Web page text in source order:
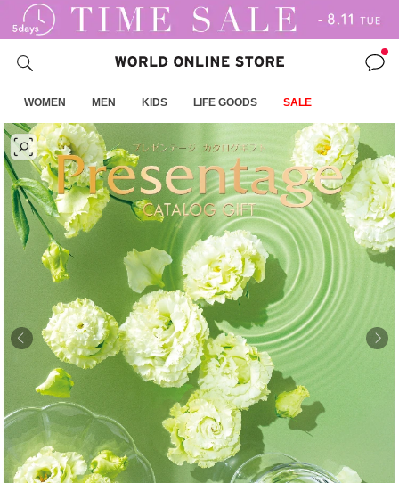
WOMEN MEN KIDS LIFE GOODS SALE